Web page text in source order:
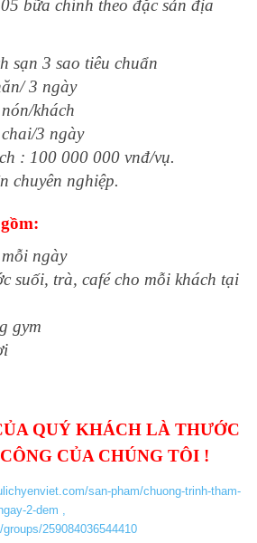
bữa chính theo đặc sản địa
sạn 3 sao tiêu chuẩn
3 ngày
khách
chai/3 ngày
: 100 000 000 vnđ/vụ.
chuyên nghiệp.
ngày
suối, trà, café cho mỗi khách tại
gym
QUÝ KHÁCH LÀ THƯỚC
CỦA CHÚNG TÔI !
san-pham/chuong-trinh-tham-
2-dem ,
259084036544410